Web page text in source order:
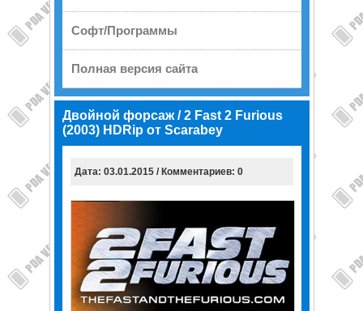
Софт/Программы
Полная версия сайта
Двойной форсаж / 2 Fast 2 Furious
(2003) HDRip от Scarabey
Дата: 03.01.2015 / Комментариев: 0